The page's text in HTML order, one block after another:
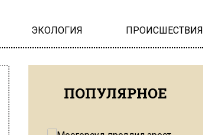
ЭКОЛОГИЯ ПРОИСШЕСТВИЯ
ПОПУЛЯРНОЕ